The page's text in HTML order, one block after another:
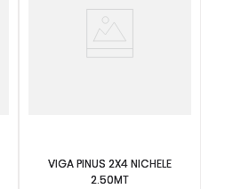
VIGA PINUS 2X4 NICHELE
2.50MT